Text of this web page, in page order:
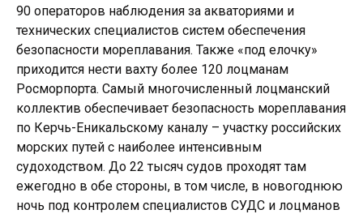
90 операторов наблюдения за акваториями и
технических специалистов систем обеспечения
безопасности мореплавания. Также «под елочку»
приходится нести вахту более 120 лоцманам
Росморпорта. Самый многочисленный лоцманский
коллектив обеспечивает безопасность мореплавания
по Керчь-Еникальскому каналу – участку российских
морских путей с наиболее интенсивным
судоходством. До 22 тысяч судов проходят там
ежегодно в обе стороны, в том числе, в новогоднюю
ночь под контролем специалистов СУДС и лоцманов